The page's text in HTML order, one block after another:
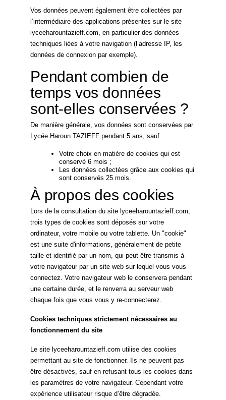
Vos données peuvent également être collectées par
l’intermédiaire des applications présentes sur le site
lyceeharountazieff.com, en particulier des données
techniques liées à votre navigation (l’adresse IP, les
données de connexion par exemple).
Pendant combien de
temps vos données
sont-elles conservées ?
De manière générale, vos données sont conservées par
Lycée Haroun TAZIEFF pendant 5 ans, sauf :
Votre choix en matière de cookies qui est
conservé 6 mois ;
Les données collectées grâce aux cookies qui
sont conservés 25 mois.
À propos des cookies
Lors de la consultation du site lyceeharountazieff.com,
trois types de cookies sont déposés sur votre
ordinateur, votre mobile ou votre tablette. Un "cookie"
est une suite d'informations, généralement de petite
taille et identifié par un nom, qui peut être transmis à
votre navigateur par un site web sur lequel vous vous
connectez. Votre navigateur web le conservera pendant
une certaine durée, et le renverra au serveur web
chaque fois que vous vous y re-connecterez.
Cookies techniques strictement nécessaires au
fonctionnement du site
Le site lyceeharountazieff.com utilise des cookies
permettant au site de fonctionner. Ils ne peuvent pas
être désactivés, sauf en refusant tous les cookies dans
les paramètres de votre navigateur. Cependant votre
expérience utilisateur risque d’être dégradée.